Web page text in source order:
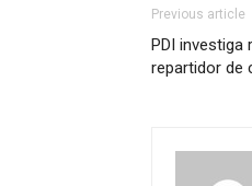
Previous article
PDI investiga
repartidor de